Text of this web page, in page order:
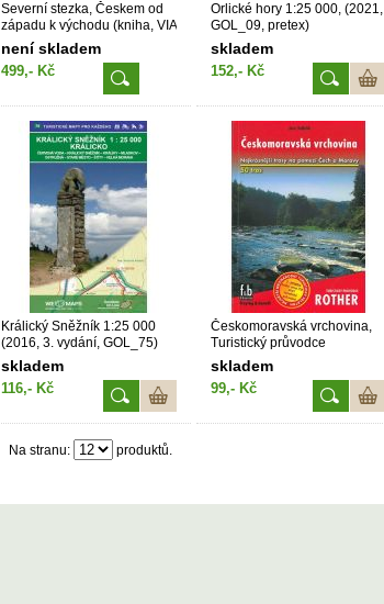
Severní stezka, Českem od
západu k východu (kniha, VIA
CZECHIA)
není skladem
499,- Kč
Orlické hory 1:25 000, (2021,
GOL_09, pretex)
skladem
152,- Kč
Králický Sněžník 1:25 000
(2016, 3. vydání, GOL_75)
skladem
116,- Kč
Českomoravská vrchovina,
Turistický průvodce
skladem
99,- Kč
Na stranu: produktů.